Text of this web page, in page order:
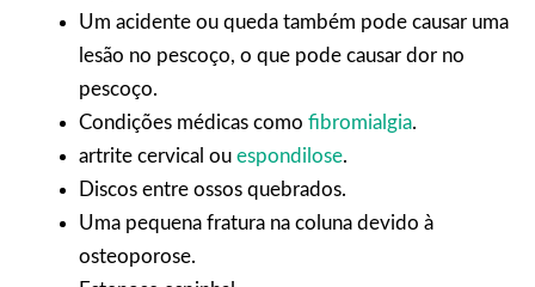
Um acidente ou queda também pode causar uma
lesão no pescoço, o que pode causar dor no
pescoço.
Condições médicas como fibromialgia.
artrite cervical ou espondilose.
Discos entre ossos quebrados.
Uma pequena fratura na coluna devido à
osteoporose.